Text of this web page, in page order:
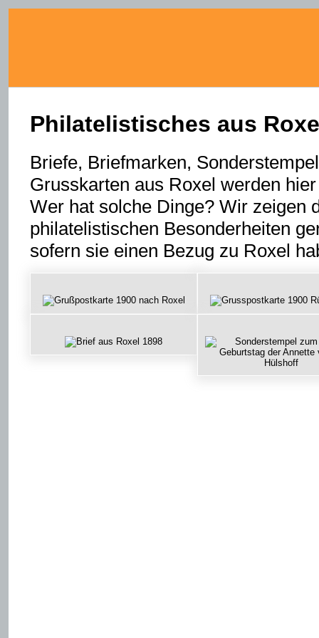
Philatelistisches aus
Briefe, Briefmarken,
Grusskarten aus Roxel werden
Wer hat solche Dinge? Wir zeigen
philatelistischen Besonderheiten
sofern sie einen Bezug zu Roxel